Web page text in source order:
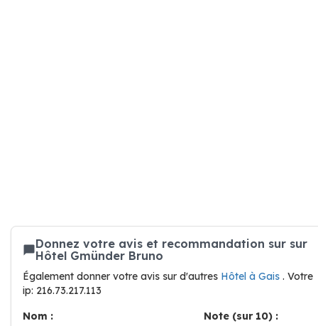
Donnez votre avis et recommandation sur sur
Hôtel Gmünder Bruno
Également donner votre avis sur d'autres Hôtel à Gais . Votre
ip: 216.73.217.113
Nom :
Note (sur 10) :